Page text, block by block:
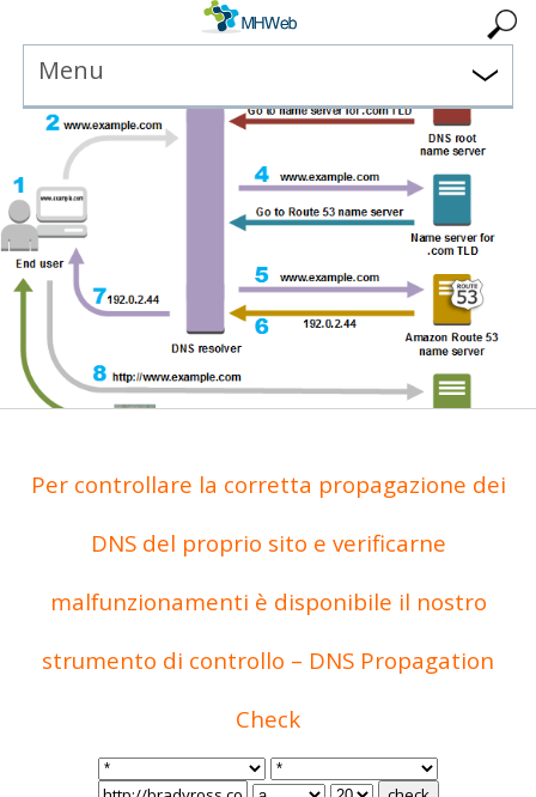
Menu
Per controllare la corretta propagazione dei
DNS del proprio sito e verificarne
malfunzionamenti è disponibile il nostro
strumento di controllo – DNS Propagation
Check